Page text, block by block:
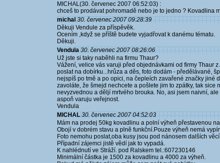
MICHAL(30. červenec 2007 06:52:03) :
chceš to prodávat pohromadě nebo je to jedno ? Kovadlina
michal 30. červenec 2007 09:28:39
Děkuji Vendule za příspěvěk.
Ocením ,když se příště budete vyjadřovat k danému tématu.
Děkuji.
Vendula 30. červenec 2007 08:26:06
Už jste si taky naběhli na firmu Thaur?
Vážení, velice vás varuji před objednávkami od firmy Thaur
poslat na dobírku...hrůza a děs, foto dodám - předělávané,
nejspíš po tmě a po opici, na čepleích zavařené značky jiné
zavoláte, že šmejd nechcete a pošlete jim to zpátky, tak
nevyzvednou a děljí mrtvého brouka. No, asi jsem naivní,
aspoň varuju veřejnost.
Vendula
MICHAL 30. červenec 2007 04:52:03
Mám na prodej 50kg kovadlinu a polní výheň přestavenou
Obojí v dobrém stavu a plně funkční.Pouze výheň nemá
Foto nemohu poslat,oba kusy jsou pod nánosem dalších
Případní zájemci jistě vědí jak to vypadá.
K nahlédnutí ve Stráží. pod Ralskem tel.:607230146
Minimální částka je 1500 za kovadlinu a 4000 za výheň.